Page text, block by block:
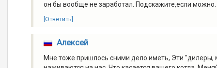
он бы вообще не заработал. Подскажите,если
[Ответить]
Алексей
Мне тоже пришлось сними дело иметь, Эти "дилеры,